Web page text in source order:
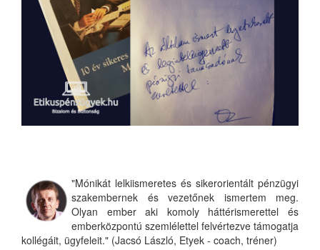
"Mónikát lelkiismeretes és sikerorientált pénzügyi
szakembernek és vezetőnek ismertem meg.
Olyan ember aki komoly háttérismerettel és
emberközpontú szemlélettel felvértezve támogatja
kollégáit, ügyfeleit." (Jacsó László, Etyek - coach, tréner)